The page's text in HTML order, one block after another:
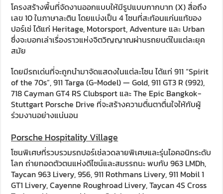
โครงสร้างพื้นที่จัดงานออกแบบให้มีรูปแบบกากบาท (X) สื่อถึง
เลข 10 ในภาษาละติน โดยแบ่งเป็น 4 โซนที่สะท้อนแก่นแท้ของ
ปอร์เช่ ได้แก่ Heritage, Motorsport, Adventure และ Urban
ซึ่งจะบอกเล่าเรื่องราวแห่งจิตวิญญาณผ่านรถยนต์ในแต่ละยุค
สมัย
โดยมีรถเด่นที่จะถูกนำมาจัดแสดงในแต่ละโซน ได้แก่ 911 “Spirit
of the 70s”, 911 Targa (G-Model) — Gold, 911 GT3 R (992),
718 Cayman GT4 RS Clubsport และ The Epic Bangkok-
Stuttgart Porsche Drive ที่จะสร้างความตื่นตาตื่นใจให้กับผู้
ร่วมงานอย่างแน่นอน
Porsche Hospitality Village
โซนพิเศษที่รวบรวมรถปอร์เช่ลวดลายพิเศษและรุ่นไอคอนิกระดับ
โลก ถ่ายทอดตัวตนแห่งดีไซน์และสมรรถนะ พบกับ 963 LMDh,
Taycan 963 Livery, 956, 911 Rothmans Livery, 911 Mobil 1
GT1 Livery, Cayenne Roughroad Livery, Taycan 4S Cross